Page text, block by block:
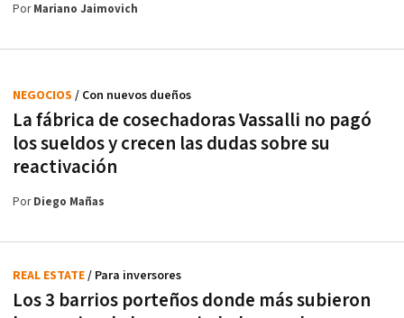
PorMariano Jaimovich
La fábrica de cosechadoras Vassalli no pagó
los sueldos y crecen las dudas sobre su
reactivación
NEGOCIOS / Con nuevos dueños
PorDiego Mañas
Los 3 barrios porteños donde más subieron
REAL ESTATE/ Para inversores